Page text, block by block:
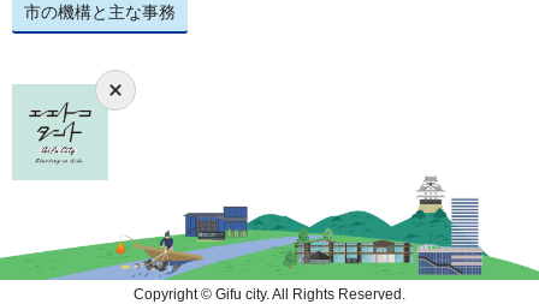
市の機構と主な事務
Copyright © Gifu city. All Rights Reserved.